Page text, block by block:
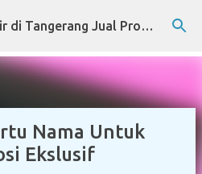
main content Distributor Souvenir di Tangerang Jual Produk Promosi Eksklusif Corporate dan Instansi Pemerintah
Nama Untuk
Ekslusif